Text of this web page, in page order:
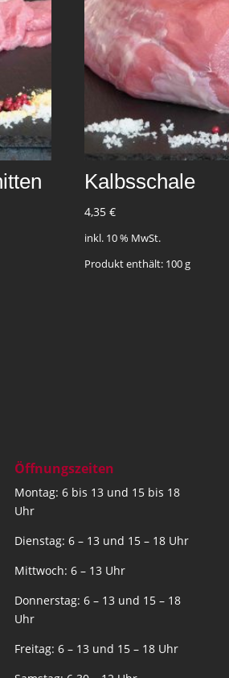
Kalbsschale
4,35€
inkl. 10 % MwSt.
Produkt enthält: 100g
Öffnungszeiten
Montag: 6 bis 13 und 15 bis 18
Uhr
Dienstag: 6 – 13 und 15 – 18 Uhr
Mittwoch: 6 – 13 Uhr
Donnerstag: 6 – 13 und 15 – 18
Uhr
Freitag: 6 – 13 und 15 – 18 Uhr